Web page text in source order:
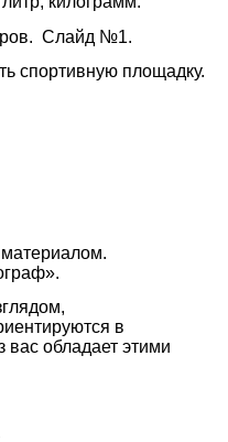
Слайд №1.
спортивную площадку.
в
вас обладает этими